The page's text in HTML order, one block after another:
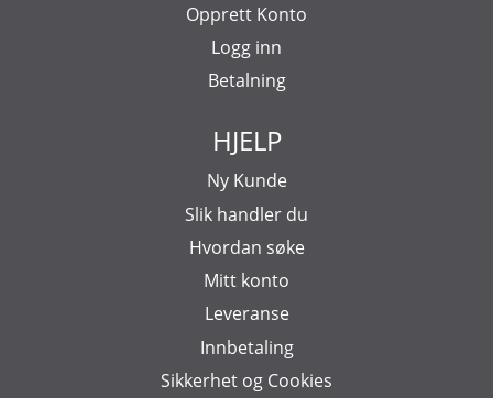
Opprett Konto
Logg inn
Betalning
HJELP
Ny Kunde
Slik handler du
Hvordan søke
Mitt konto
Leveranse
Innbetaling
Sikkerhet og Cookies